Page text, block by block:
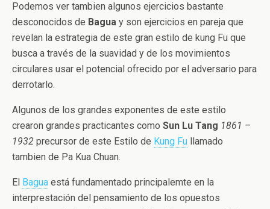
Podemos ver tambien algunos ejercicios bastante
desconocidos de Bagua y son ejercicios en pareja que
revelan la estrategia de este gran estilo de kung Fu que
busca a través de la suavidad y de los movimientos
circulares usar el potencial ofrecido por el adversario para
derrotarlo.
Algunos de los grandes exponentes de este estilo
crearon grandes practicantes como Sun Lu Tang 1861 –
1932 precursor de este Estilo de Kung Fu llamado
tambien de Pa Kua Chuan.
El Bagua está fundamentado principalemte en la
interprestación del pensamiento de los opuestos